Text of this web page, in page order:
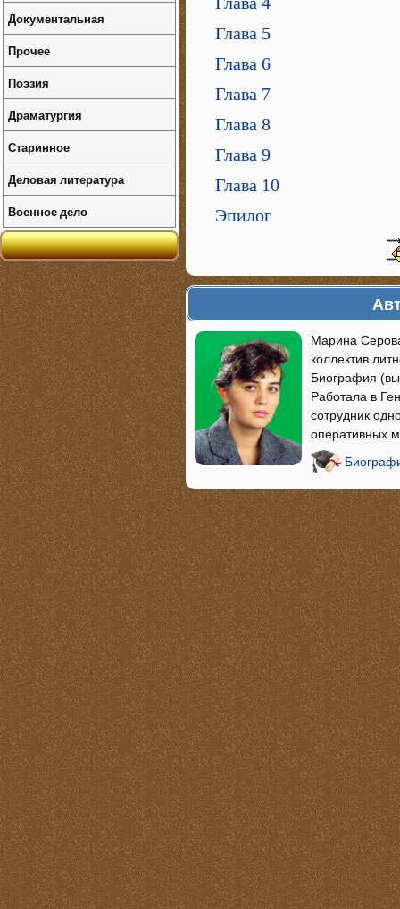
Глава 5
Глава 6
Глава 7
Глава 8
Глава 9
Глава 10
Эпилог
Марина
коллектив
Биография
Работала в
сотрудник
оперативных
Документальная
Прочее
Поэзия
Драматургия
Старинное
Деловая литература
Военное дело